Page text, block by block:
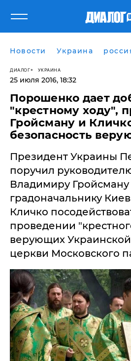
Новости Украина
ДИАЛОГ УКРАИНА
25 июля 2016, 18:32
Порошенко дает
"крестному ходу",
Гройсману и
безопасность
Президент Украины
поручил
Владимиру Гройсману
градоначальнику
Кличко
проведении
верующих
церкви Московского